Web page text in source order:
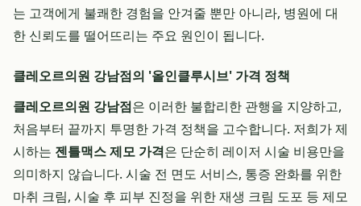
는 고객에게 불쾌한 경험을 안겨줄 뿐만 아니라, 병원에 대
한 신뢰도를 떨어뜨리는 주요 원인이 됩니다.
클레오르의원 강남점의 '올인클루시브' 가격 정책
클레오르의원 강남점은 이러한 불합리한 관행을 지양하고,
처음부터 끝까지 투명한 가격 정책을 고수합니다. 저희가 제
시하는 젠틀맥스 제모 가격은 단순히 레이저 시술 비용만을
의미하지 않습니다. 시술 전 면도 서비스, 통증 완화를 위한
마취 크림, 시술 후 피부 진정을 위한 재생 크림 도포 등 제모